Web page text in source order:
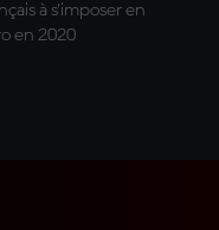
à s'imposer en
en 2020